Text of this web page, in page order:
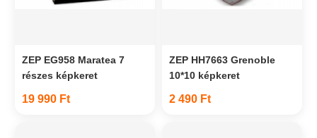
ZEP EG958 Maratea 7
részes képkeret
19 990 Ft
ZEP HH7663 Grenoble
10*10 képkeret
2 490 Ft